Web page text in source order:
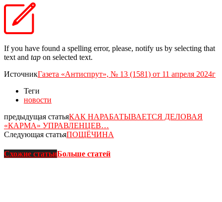
If you have found a spelling error, please, notify us by selecting that
text and tap on selected text.
ИсточникГазета «Антиспрут», № 13 (1581) от 11 апреля 2024г
Теги
новости
предыдущая статьяКАК НАРАБАТЫВАЕТСЯ ДЕЛОВАЯ
«КАРМА» УПРАВЛЕНЦЕВ…
Следующая статьяПОЩЁЧИНА
Схожие статьиБольше статей